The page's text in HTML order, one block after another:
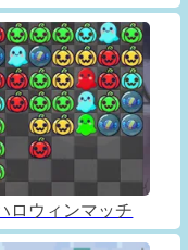
ロウィンマッチ